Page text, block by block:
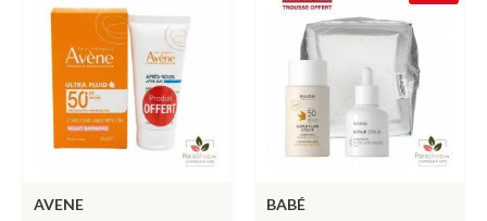
AVENE
BABÉ